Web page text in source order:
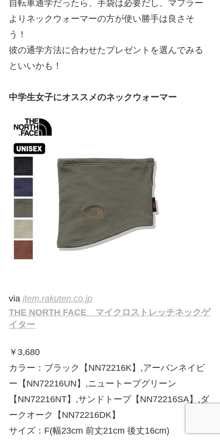
自転車通学だったら、手袋は必要だし、マフラー
よりネックウォーマーの方が使い勝手は良さそ
う！
彼の通学方法に合わせたプレゼントを選んでみる
といいかも！
中学生女子にオススメのネックウォーマー
via item.rakuten.co.jp
THE NORTH FACE マイクロストレッチネックゲ
イター
￥ 3,680
カラー：ブラック【NN72216K】,アーバンネイビ
ー【NN72216UN】,ニュートープグリーン
【NN72216NT】,サンドトープ【NN72216SA】,ダ
ークオーク【NN72216DK】
サイズ：F(幅23cm 前丈21cm 後丈16cm)